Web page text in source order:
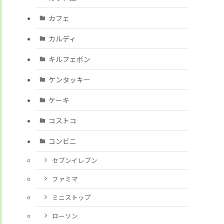
カフェ
カルディ
キルフェボン
ケンタッキー
ケーキ
コストコ
コンビニ
セブンイレブン
ファミマ
ミニストップ
ローソン